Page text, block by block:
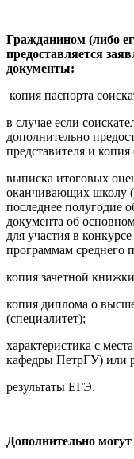
Гражданином (либо
предоставляется
документы:
копия паспорта
в случае если
дополнительно
представителя и
выписка итоговых
оканчивающих школу
последнее полугодие
документа об
для участия в
программам среднего
копия зачетной
копия диплома о
(специалитет);
характеристика с
кафедры ПетрГУ) или
результаты ЕГЭ.
Дополнительно